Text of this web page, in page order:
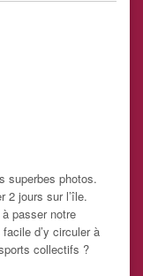
superbes photos.
2 jours sur l’île.
passer notre
d’y circuler à
collectifs ?